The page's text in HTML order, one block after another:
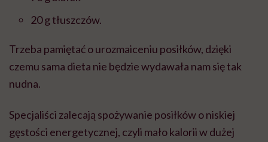
20 g tłuszczów.
Trzeba pamiętać o urozmaiceniu posiłków, dzięki
czemu sama dieta nie będzie wydawała nam się tak
nudna.
Specjaliści zalecają spożywanie posiłków o niskiej
gęstości energetycznej, czyli mało kalorii w dużej